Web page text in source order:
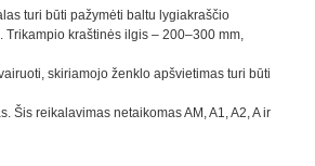
turi būti pažymėti baltu lygiakraščio
Trikampio kraštinės ilgis – 200–300 mm,
skiriamojo ženklo apšvietimas turi būti
reikalavimas netaikomas AM, A1, A2, A ir